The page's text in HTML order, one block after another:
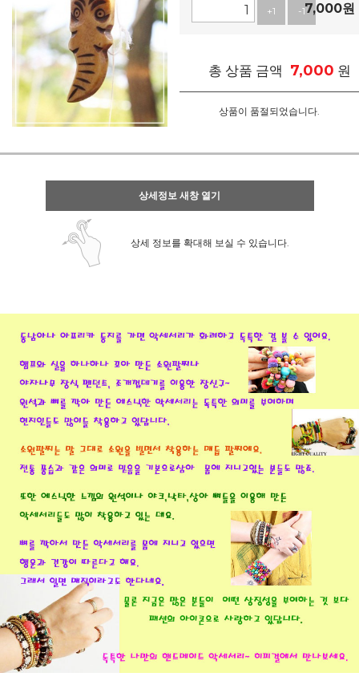
+1 -17,000원
총 상품 금액 7,000 원
상품이 품절되었습니다.
상세정보 새창 열기
상세 정보를 확대해 보실 수 있습니다.